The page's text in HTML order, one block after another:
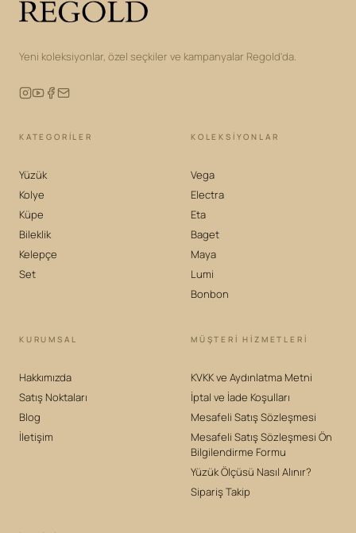
Yeni koleksiyonlar, özel seçkiler ve kampanyalar Regold'da.
KATEGORILER
Yüzük
Kolye
Küpe
Bileklik
Kelepçe
Set
KOLEKSIYONLAR
Vega
Electra
Eta
Baget
Maya
Lumi
Bonbon
KURUMSAL
Hakkımızda
Satış Noktaları
Blog
İletişim
MÜŞTERİ HİZMETLERİ
KVKK ve Aydınlatma Metni
İptal ve İade Koşulları
Mesafeli Satış Sözleşmesi
Mesafeli Satış Sözleşmesi Ön
Bilgilendirme Formu
Yüzük Ölçüsü Nasıl Alınır?
Sipariş Takip